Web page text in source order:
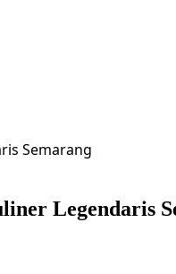
Semarang
Legendaris